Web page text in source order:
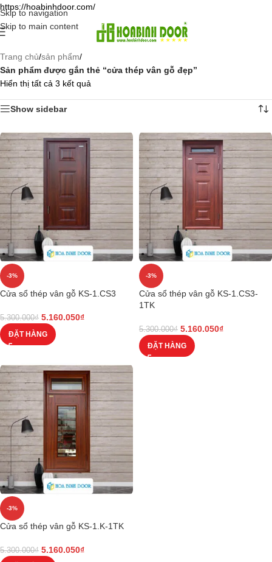
https://hoabinhdoor.com/
Skip to navigation
Skip to main content
Trang chủ/sản phẩm/
Sản phẩm được gắn thẻ “cửa thép vân gỗ đẹp”
Hiển thị tất cả 3 kết quả
Show sidebar
-3%
Cửa sổ thép vân gỗ KS-1.CS3
5.300.000₫ 5.160.050₫
ĐẶT HÀNG
-3%
Cửa sổ thép vân gỗ KS-1.CS3-
1TK
5.300.000₫ 5.160.050₫
ĐẶT HÀNG
-3%
Cửa sổ thép vân gỗ KS-1.K-1TK
5.300.000₫ 5.160.050₫